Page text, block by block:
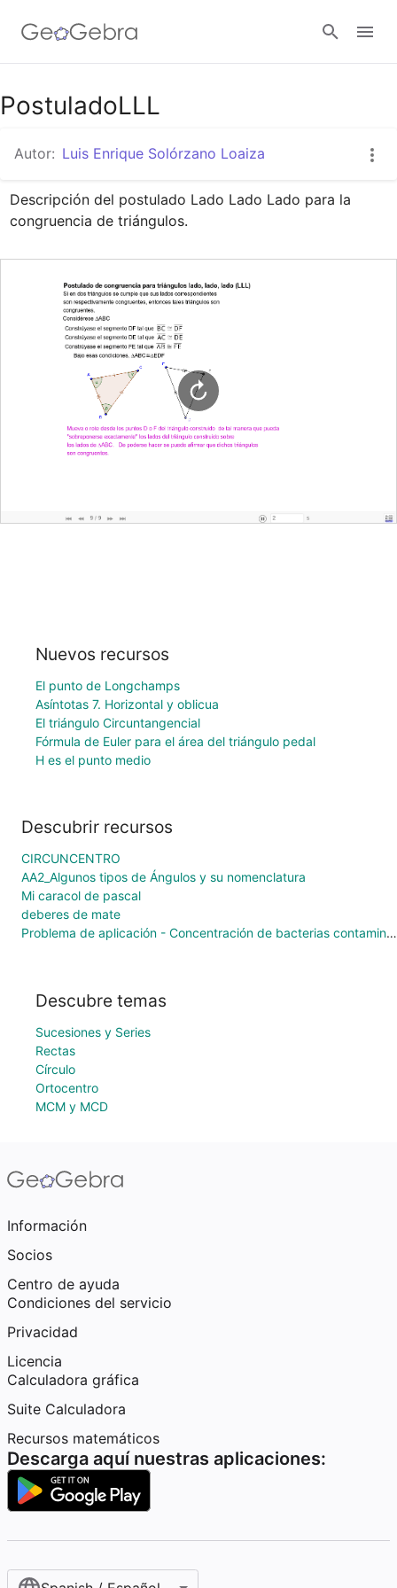
Google Classroom
GeoGebra Classroom
Abrir sesión
PostuladoLLL
Autor: Luis Enrique Solórzano Loaiza
Descripción del postulado Lado Lado Lado para la
congruencia de triángulos.
Nuevos recursos
El punto de Longchamps
Asíntotas 7. Horizontal y oblicua
El triángulo Circuntangencial
Fórmula de Euler para el área del triángulo pedal
H es el punto medio
Descubrir recursos
CIRCUNCENTRO
AA2_Algunos tipos de Ángulos y su nomenclatura
Mi caracol de pascal
deberes de mate
Problema de aplicación - Concentración de bacterias contaminantes en un lago empleando el Método de la Secante
Descubre temas
Sucesiones y Series
Rectas
Círculo
Ortocentro
MCM y MCD
Información
Socios
Centro de ayuda
Condiciones del servicio
Privacidad
Licencia
Calculadora gráfica
Suite Calculadora
Recursos matemáticos
Descarga aquí nuestras aplicaciones: